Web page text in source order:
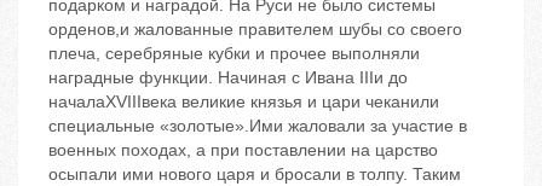
подарком и наградой. На Руси не было системы
орденов,и жалованные правителем шубы со своего
плеча, серебряные кубки и прочее выполняли
наградные функции. Начиная с Ивана IIIи до
началаXVIIIвека великие князья и цари чеканили
специальные «золотые».Ими жаловали за участие в
военных походах, а при поставлении на царство
осыпали ими нового царя и бросали в толпу. Таким